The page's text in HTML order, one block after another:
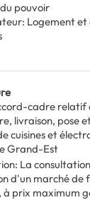
pouvoir
: Logement
cadre relatif
livraison, pose
cuisines et
Grand-Est
: La
d'un marché de
à prix maximum